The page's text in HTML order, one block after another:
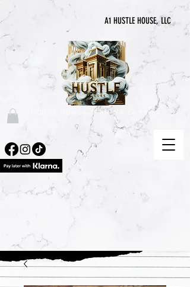
A1 HUSTLE HOUSE, LLC
"DONDE NUNCA TERMINA LA PRISA"